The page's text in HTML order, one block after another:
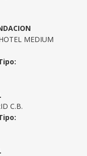
MEDIUM
C.B.